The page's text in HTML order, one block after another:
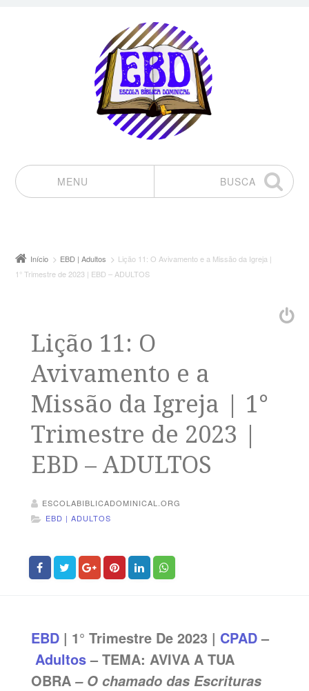
MENU
BUSCA
Início EBD | Adultos
Lição 11: O Avivamento e a Missão da Igreja |
1° Trimestre de 2023 | EBD – ADULTOS
Lição 11: O
Avivamento e a
Missão da Igreja | 1°
Trimestre de 2023 |
EBD – ADULTOS
ESCOLABIBLICADOMINICAL.ORG
EBD | ADULTOS
EBD| 1° Trimestre De 2023 | CPAD–
Adultos– TEMA: AVIVA A TUA
OBRA – O chamado das Escrituras